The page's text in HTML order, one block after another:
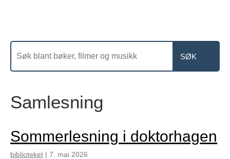
Samlesning
Sommerlesning i doktorhagen
biblioteket | 7. mai 2026